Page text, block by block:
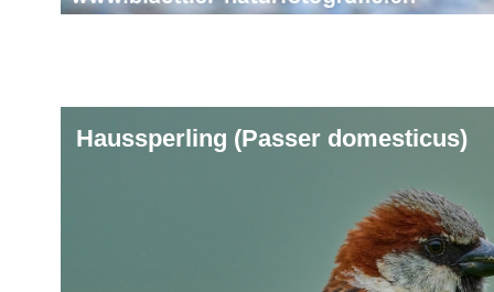
Haussperling (Passer domesticus)